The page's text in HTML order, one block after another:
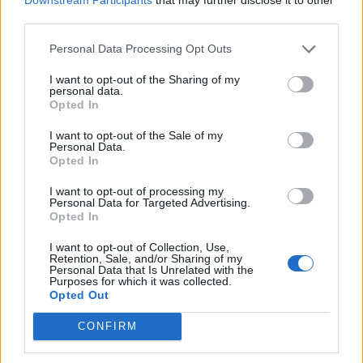
Personal Data Processing Opt Outs
I want to opt-out of the Sharing of my
personal data.
Opted In
I want to opt-out of the Sale of my
Personal Data.
Opted In
I want to opt-out of processing my
Personal Data for Targeted Advertising.
Opted In
I want to opt-out of Collection, Use,
Retention, Sale, and/or Sharing of my
Personal Data that Is Unrelated with the
Purposes for which it was collected.
Opted Out
CONFIRM
Det skriverDR.
trafik står i en alvorlig situation" i Nordjylland - og
nu er det så op til regionsrådet i regionen at finde
60 millioner kroner til næste år.
regionsrådsmedlem Susanne Flydtkjær, inden hun
tilføjer:
- Jeg frygter især, at vi må reducere eller lukke
afgange i landdistrikterne, hvor folk er afhængige
af busserne for at komme på arbejde.
Helt konkret kan de manglende millioner medføre,
Vis mere